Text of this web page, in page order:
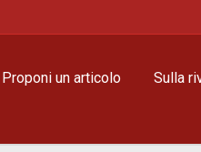
Proponi un articolo Sulla